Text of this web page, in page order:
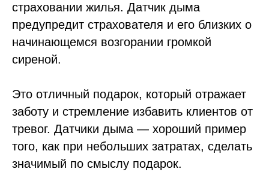
страховании жилья. Датчик дыма
предупредит страхователя и его близких о
начинающемся возгорании громкой
сиреной.
Это отличный подарок, который отражает
заботу и стремление избавить клиентов от
тревог. Датчики дыма — хороший пример
того, как при небольших затратах, сделать
значимый по смыслу подарок.